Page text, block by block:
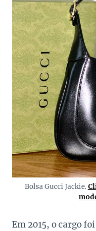
Bolsa Gucci Jackie.
Em 2015, o cargo